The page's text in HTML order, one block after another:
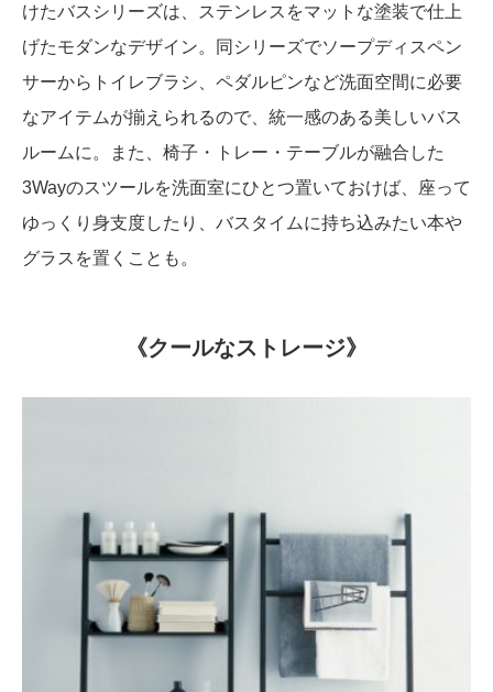
けたバスシリーズは、ステンレスをマットな塗装で仕上
げたモダンなデザイン。同シリーズでソープディスペン
サーからトイレブラシ、ペダルピンなど洗面空間に必要
なアイテムが揃えられるので、統一感のある美しいバス
ルームに。また、椅子・トレー・テーブルが融合した
3Wayのスツールを洗面室にひとつ置いておけば、座って
ゆっくり身支度したり、バスタイムに持ち込みたい本や
グラスを置くことも。
《クールなストレージ》